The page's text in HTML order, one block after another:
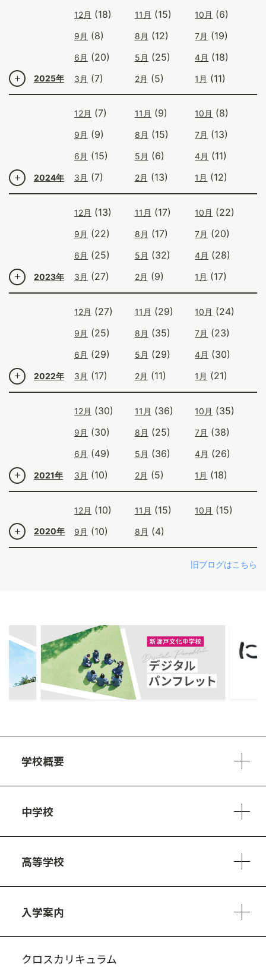
2025年
12月 (18) 11月 (15) 10月 (6)
9月 (8) 8月 (12) 7月 (19)
6月 (20) 5月 (25) 4月 (18)
3月 (7) 2月 (5) 1月 (11)
2024年
12月 (7) 11月 (9) 10月 (8)
9月 (9) 8月 (15) 7月 (13)
6月 (15) 5月 (6) 4月 (11)
3月 (7) 2月 (13) 1月 (12)
2023年
12月 (13) 11月 (17) 10月 (22)
9月 (22) 8月 (17) 7月 (20)
6月 (25) 5月 (32) 4月 (28)
3月 (27) 2月 (9) 1月 (17)
2022年
12月 (27) 11月 (29) 10月 (24)
9月 (25) 8月 (35) 7月 (23)
6月 (29) 5月 (29) 4月 (30)
3月 (17) 2月 (11) 1月 (21)
2021年
12月 (30) 11月 (36) 10月 (35)
9月 (30) 8月 (25) 7月 (38)
6月 (49) 5月 (36) 4月 (26)
3月 (10) 2月 (5) 1月 (18)
2020年
12月 (10) 11月 (15) 10月 (15)
9月 (10) 8月 (4)
旧ブログはこちら
学校概要
中学校
高等学校
入学案内
クロスカリキュラム